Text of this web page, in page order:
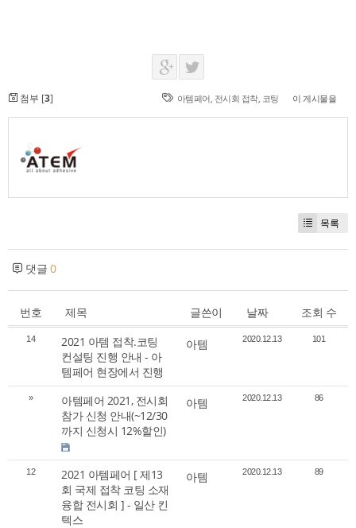
첨부 [3] 아템페어 전시회 접착, 코팅 이 게시물을
목록
댓글 0
번호 제목 글쓴이 날짜 조회 수
14
2021 아템 접착.코팅
컨설팅 진행 안내 - 아
템페어 현장에서 진행
아템 2020.12.13 101
»
아템페어 2021, 전시회
참가 신청 안내(~12/30
까지 신청시 12%할인)
아템 2020.12.13 86
12
2021 아템페어 [ 제13
회 국제 접착 코팅 소재
융합 전시회 ] - 일산 킨
텍스
아템 2020.12.13 89